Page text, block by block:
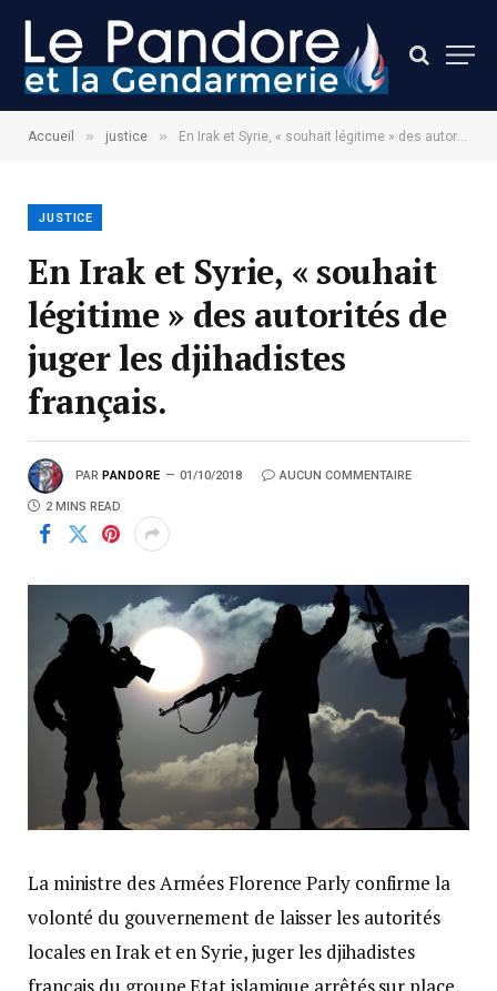
Accueil » justice » En Irak et Syrie, « souhait légitime » des autorités de juger les djihadistes français.
JUSTICE
En Irak et Syrie, « souhait
légitime » des autorités de
juger les djihadistes
français.
PAR PANDORE 01/10/2018 AUCUN COMMENTAIRE
2 MINS READ
La ministre des Armées Florence Parly confirme la
volonté du gouvernement de laisser les autorités
locales en Irak et en Syrie, juger les djihadistes